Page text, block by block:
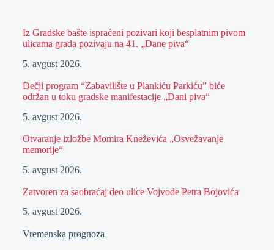
Iz Gradske bašte ispraćeni pozivari koji besplatnim pivom
ulicama grada pozivaju na 41. „Dane piva“
5. avgust 2026.
Dečji program “Zabavilište u Plankiću Parkiću” biće
održan u toku gradske manifestacije „Dani piva“
5. avgust 2026.
Otvaranje izložbe Momira Kneževića „Osvežavanje
memorije“
5. avgust 2026.
Zatvoren za saobraćaj deo ulice Vojvode Petra Bojovića
5. avgust 2026.
Vremenska prognoza